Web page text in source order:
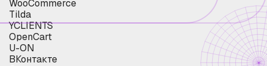
WooCommerce
Tilda
YCLIENTS
OpenCart
U-ON
ВКонтакте